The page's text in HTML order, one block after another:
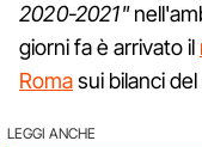
2020-2021"
giorni fa è arrivato il
Romasui bilanci
LEGGI ANCHE